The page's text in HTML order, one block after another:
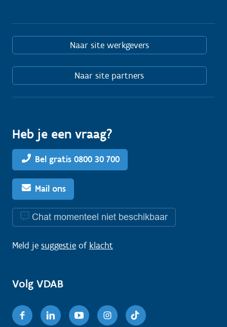
Naar site werkgevers
Naar site partners
Heb je een vraag?
Bel gratis 0800 30 700
Mail ons
Chat momenteel niet beschikbaar
Meld je suggestie of klacht
Volg VDAB
FacebookLinkedinYoutubeInstagram